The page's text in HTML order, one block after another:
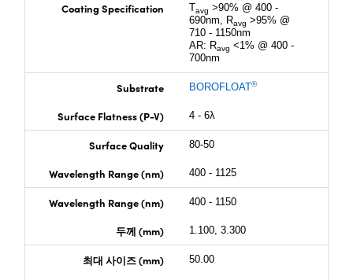
Coating Specification Tavg >90% @ 400 -
690nm, Ravg >95% @
710 - 1150nm
AR: Ravg <1% @ 400 -
700nm
Substrate BOROFLOAT®
Surface Flatness (P-V) 4 - 6λ
Surface Quality 80-50
Wavelength Range (nm) 400 - 1125
Wavelength Range (nm) 400 - 1150
두께 (mm) 1.100, 3.300
최대 사이즈 (mm) 50.00